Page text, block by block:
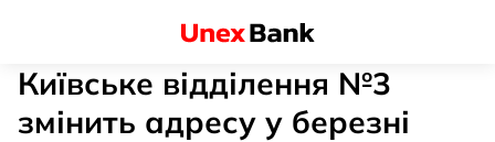
Київське відділення №3
змінить адресу у березні